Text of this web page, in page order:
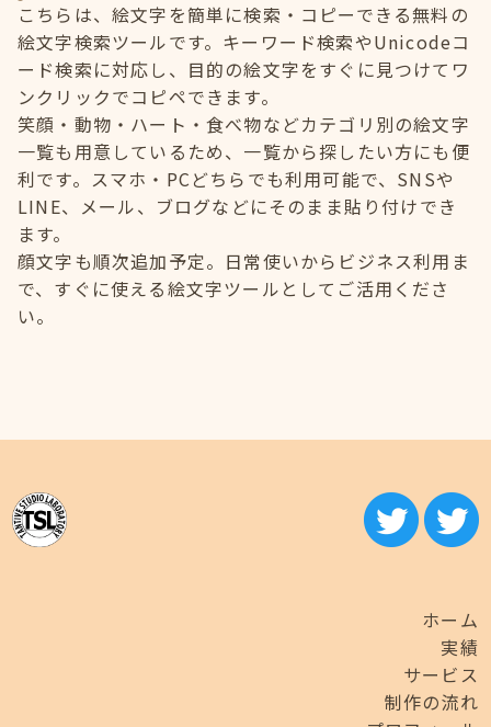
こちらは、絵文字を簡単に検索・コピーできる無料の
絵文字検索ツールです。キーワード検索やUnicodeコ
ード検索に対応し、目的の絵文字をすぐに見つけてワ
ンクリックでコピペできます。
笑顔・動物・ハート・食べ物などカテゴリ別の絵文字
一覧も用意しているため、一覧から探したい方にも便
利です。スマホ・PCどちらでも利用可能で、SNSや
LINE、メール、ブログなどにそのまま貼り付けでき
ます。
顔文字も順次追加予定。日常使いからビジネス利用ま
で、すぐに使える絵文字ツールとしてご活用くださ
い。
ホーム
実績
サービス
制作の流れ